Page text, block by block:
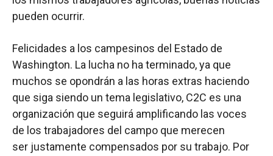
pueden ocurrir.
Felicidades a los campesinos del Estado de
Washington. La lucha no ha terminado, ya que
muchos se opondrán a las horas extras haciendo
que siga siendo un tema legislativo, C2C es una
organización que seguirá amplificando las voces
de los trabajadores del campo que merecen
ser justamente compensados por su trabajo. Por